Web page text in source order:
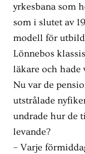
yrkesbana som
som i slutet av
modell för
Lönnebos
läkare och hade
Nu var de
utstrålade
undrade hur de
levande?
– Varje